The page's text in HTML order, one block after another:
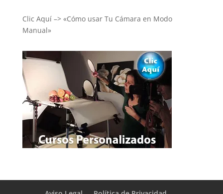
Clic Aquí –> «Cómo usar Tu Cámara en Modo
Manual»